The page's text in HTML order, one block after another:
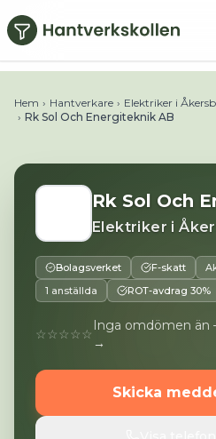
Hoppa till huvudinnehåll
Hem › Hantverkare › Elektriker i
› Rk Sol Och Energiteknik AB
Rk Sol Och
Elektriker i
Bolagsverket F-skatt
1 anställda
ROT-avdrag 30%
☆☆☆☆☆
Inga omdömen
→
Skicka